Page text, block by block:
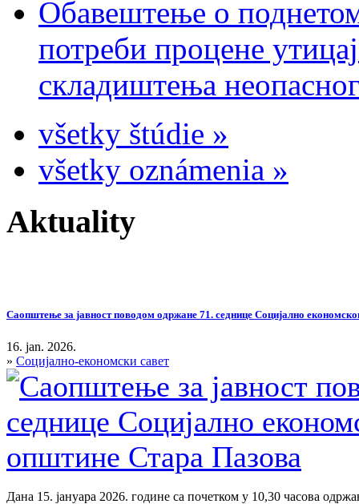
Обавештење о
потреби процене
складиштења
všetky štúdie »
všetky oznámenia »
Aktuality
Саопштење за јавност поводом одржане 71. седнице Социјално
16. jan. 2026.
» Социјално-економски савет
Дана 15. јануара 2026. године са почетком у 10,30 часова